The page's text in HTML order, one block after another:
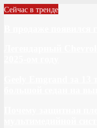
Сейчас в тренде